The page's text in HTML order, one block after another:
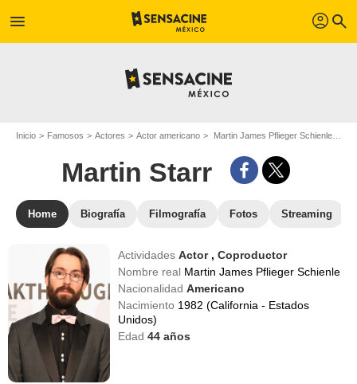
menu profil search
Inicio Famosos Actores Actor americano Martin James Pflieger Schienle - Apodo : Martin Starr
Martin Starr
Home Biografía Filmografía Fotos Streaming
ActividadesActor ,Coproductor
Nombre real Martin James Pflieger Schienle
NacionalidadAmericano
Nacimiento 1982 (California - Estados
Unidos)
Edad44 años